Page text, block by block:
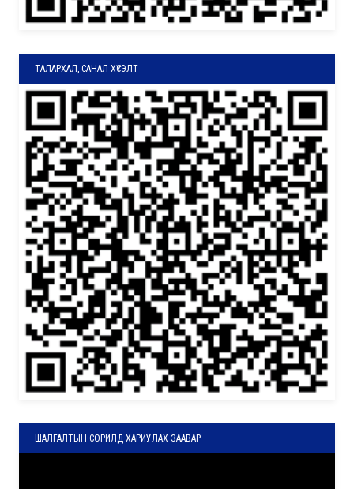
ТАЛАРХАЛ, САНАЛ ХҮСЭЛТ
ШАЛГАЛТЫН СОРИЛД ХАРИУЛАХ ЗААВАР